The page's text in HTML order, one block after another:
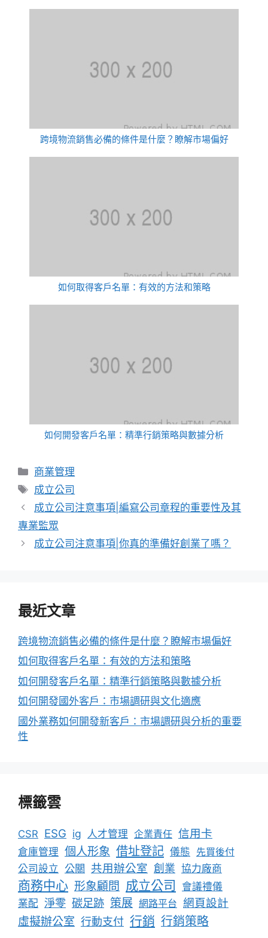
跨境物流銷售必備的條件是什麼？瞭解市場偏好
如何取得客戶名單：有效的方法和策略
如何開發客戶名單：精準行銷策略與數據分析
分
類
商業管理
標
籤
成立公司
成立公司注意事項|編寫公司章程的重要性及其
專業監眾
成立公司注意事項|你真的準備好創業了嗎？
最近文章
跨境物流銷售必備的條件是什麼？瞭解市場偏好
如何取得客戶名單：有效的方法和策略
如何開發客戶名單：精準行銷策略與數據分析
如何開發國外客戶：市場調研與文化適應
國外業務如何開發新客戶：市場調研與分析的重要
性
標籤雲
CSR ESG ig 人才管理 企業責任 信用卡
倉庫管理 個人形象 借址登記 儀態 先買後付
公司設立 公關 共用辦公室 創業 協力廠商
商務中心 形象顧問 成立公司
會議禮儀
業配 淨零 碳足跡 策展 網路平台 網頁設計
虛擬辦公室 行動支付 行銷 行銷策略